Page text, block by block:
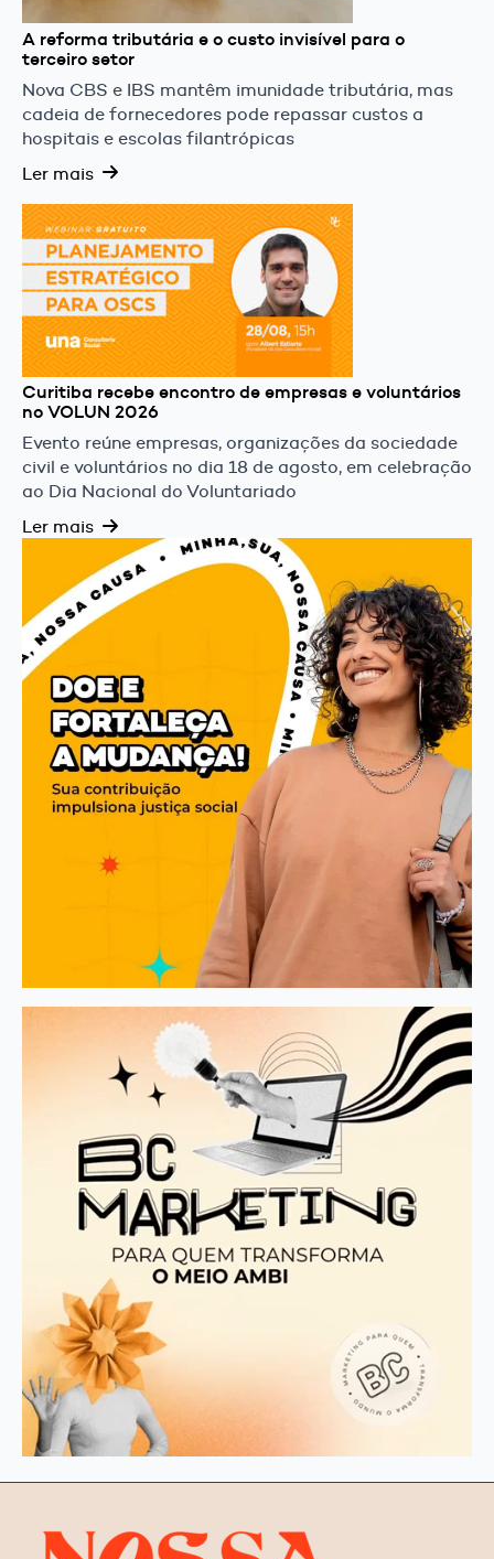
A reforma tributária e o custo invisível para o
terceiro setor
Nova CBS e IBS mantêm imunidade tributária, mas
cadeia de fornecedores pode repassar custos a
hospitais e escolas filantrópicas
Ler mais
Curitiba recebe encontro de empresas e voluntários
no VOLUN 2026
Evento reúne empresas, organizações da sociedade
civil e voluntários no dia 18 de agosto, em celebração
ao Dia Nacional do Voluntariado
Ler mais